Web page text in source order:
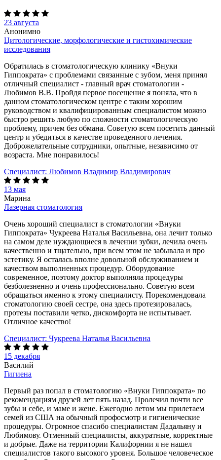
23 августа
Анонимно
Цитологические, морфологические и гистохимические
исследования
Обратилась в стоматологическую клинику «Внуки
Гиппократа» с проблемами связанные с зубом, меня принял
отличный специалист - главный врач стоматологии -
Любимов В.В. Пройдя первое посещение я поняла, что в
данном стоматологическом центре с таким хорошим
руководством и квалифицированным специалистом можно
быстро решить любую по сложности стоматологическую
проблему, причем без обмана. Советую всем посетить данный
центр и убедиться в качестве проведенного лечения.
Доброжелательные сотрудники, опытные, независимо от
возраста. Мне понравилось!
Специалист: Любимов Владимир Владимирович
13 мая
Марина
Лазерная стоматология
Очень хороший специалист в стоматологии «Внуки
Гиппократа» Чукреева Наталья Васильевна, она лечит только
на самом деле нуждающиеся в лечении зубки, лечила очень
качественно и тщательно, при всем этом не забывала и про
эстетику. Я осталась вполне довольной обслуживанием и
качеством выполненных процедур. Оборудование
современное, поэтому доктор выполняла процедуры
безболезненно и очень профессионально. Советую всем
обращаться именно к этому специалисту. Порекомендовала
стоматологию своей сестре, она здесь протезировалась,
протезы поставили четко, дискомфорта не испытывает.
Отличное качество!
Специалист: Чукреева Наталья Васильевна
15 декабря
Василий
Гигиена
Первый раз попал в стоматологию «Внуки Гиппократа» по
рекомендациям друзей лет пять назад. Пролечил почти все
зубы и себе, и маме и жене. Ежегодно летом мы прилетаем
семей из США на обычный профосмотр и гигиенические
процедуры. Огромное спасибо специалистам Дадальяну и
Любимову. Отменный специалисты, аккуратные, корректные
и добрые. Даже на территории Калифорнии я не нашел
специалистов такого высокого уровня. Большое человеческое